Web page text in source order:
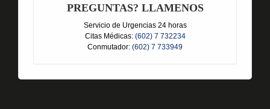
PREGUNTAS? LLAMENOS
Servicio de Urgencias 24 horas
Citas Médicas: (602) 7 732234
Conmutador: (602) 7 733949